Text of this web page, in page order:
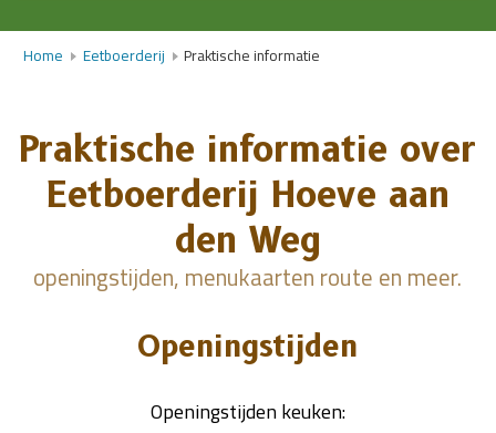
Home Eetboerderij Praktische informatie
Praktische informatie over
Eetboerderij Hoeve aan
den Weg
openingstijden, menukaarten route en meer.
Openingstijden
Openingstijden keuken: